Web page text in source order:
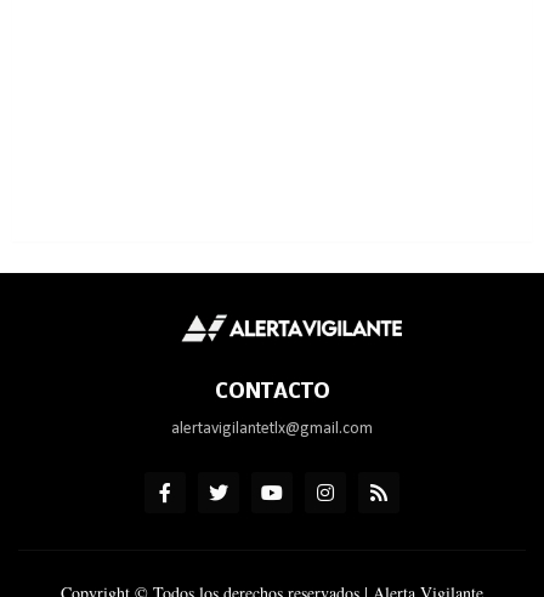
CONTACTO
alertavigilantetlx@gmail.com